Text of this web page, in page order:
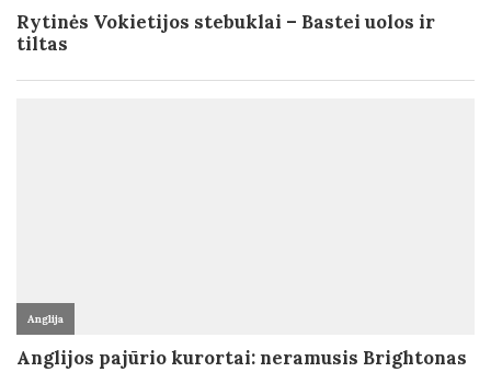
Rytinės Vokietijos stebuklai – Bastei uolos ir
tiltas
Anglija
Anglijos pajūrio kurortai: neramusis Brightonas